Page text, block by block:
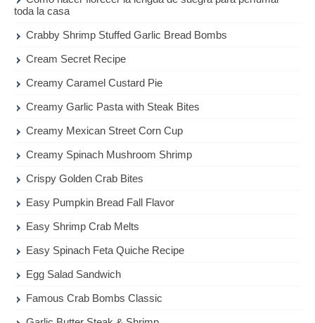
toda la casa
Crabby Shrimp Stuffed Garlic Bread Bombs
Cream Secret Recipe
Creamy Caramel Custard Pie
Creamy Garlic Pasta with Steak Bites
Creamy Mexican Street Corn Cup
Creamy Spinach Mushroom Shrimp
Crispy Golden Crab Bites
Easy Pumpkin Bread Fall Flavor
Easy Shrimp Crab Melts
Easy Spinach Feta Quiche Recipe
Egg Salad Sandwich
Famous Crab Bombs Classic